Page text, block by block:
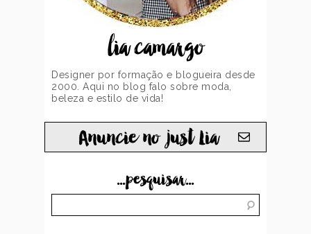
lia camargo
Designer por formação e blogueira desde
2000. Aqui no blog falo sobre moda,
beleza e estilo de vida!
Anuncie no just Lia
...pesquisar...